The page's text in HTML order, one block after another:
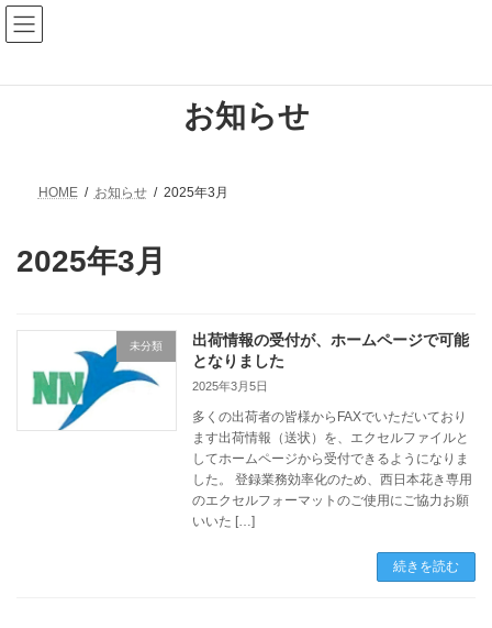
コ
ン
テ
ツ
ナ
ビ
ゲ
シ
お知らせ
HOME お知らせ 2025年3月
2025年3月
未分類
出荷情報の受付が、ホームページで可能
となりました
2025年3月5日
多くの出荷者の皆様からFAXでいただいており
ます出荷情報（送状）を、エクセルファイルと
してホームページから受付できるようになりま
した。 登録業務効率化のため、西日本花き専用
のエクセルフォーマットのご使用にご協力お願
いいた […]
続きを読む